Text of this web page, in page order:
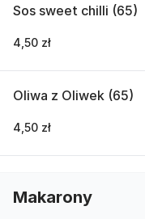
Sos sweet chilli (65)
4,50 zł
Oliwa z Oliwek (65)
4,50 zł
Makarony